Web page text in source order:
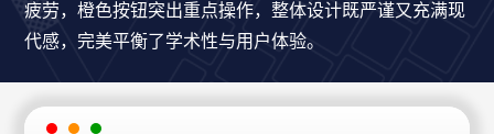
疲劳，橙色按钮突出重点操作，整体设计既严谨又充满现
代感，完美平衡了学术性与用户体验。